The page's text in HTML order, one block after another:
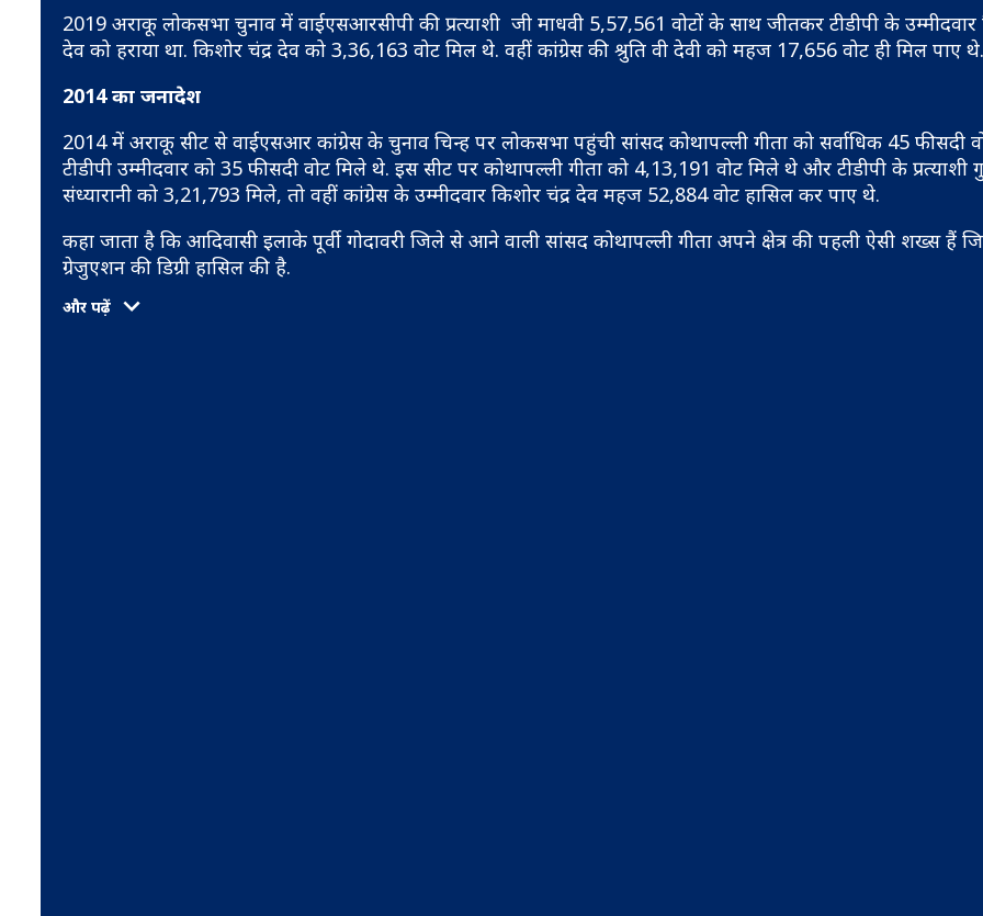
2019 अराकू लोकसभा चुनाव में वाईएसआरसीपी की प्रत्याशी जी माधवी 5,57,561 वोटों के साथ जीतकर टीडीपी के उम्मीदवार
देव को हराया था. किशोर चंद्र देव को 3,36,163 वोट मिल थे. वहीं कांग्रेस की श्रुति वी देवी को महज 17,656 वोट ही मिल पाए थे.
2014 का जनादेश
2014 में अराकू सीट से वाईएसआर कांग्रेस के चुनाव चिन्ह पर लोकसभा पहुंची सांसद कोथापल्ली गीता को सर्वाधिक 45 फीसदी
टीडीपी उम्मीदवार को 35 फीसदी वोट मिले थे. इस सीट पर कोथापल्ली गीता को 4,13,191 वोट मिले थे और टीडीपी के प्रत्याशी
संध्यारानी को 3,21,793 मिले, तो वहीं कांग्रेस के उम्मीदवार किशोर चंद्र देव महज 52,884 वोट हासिल कर पाए थे.
कहा जाता है कि आदिवासी इलाके पूर्वी गोदावरी जिले से आने वाली सांसद कोथापल्ली गीता अपने क्षेत्र की पहली ऐसी शख्स हैं
ग्रेजुएशन की डिग्री हासिल की है.
और पढ़ें